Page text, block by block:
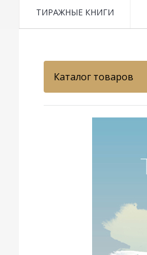
ТИРАЖНЫЕ КНИГИ
Каталог товаров